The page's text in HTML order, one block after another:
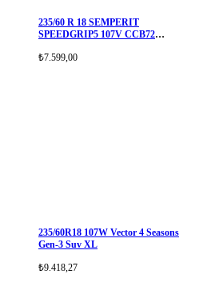
235/60 R 18 SEMPERIT
SPEEDGRIP5 107V CCB72
₺7.599,00
235/60R18 107W Vector 4 Seasons
Gen-3 Suv XL
₺9.418,27